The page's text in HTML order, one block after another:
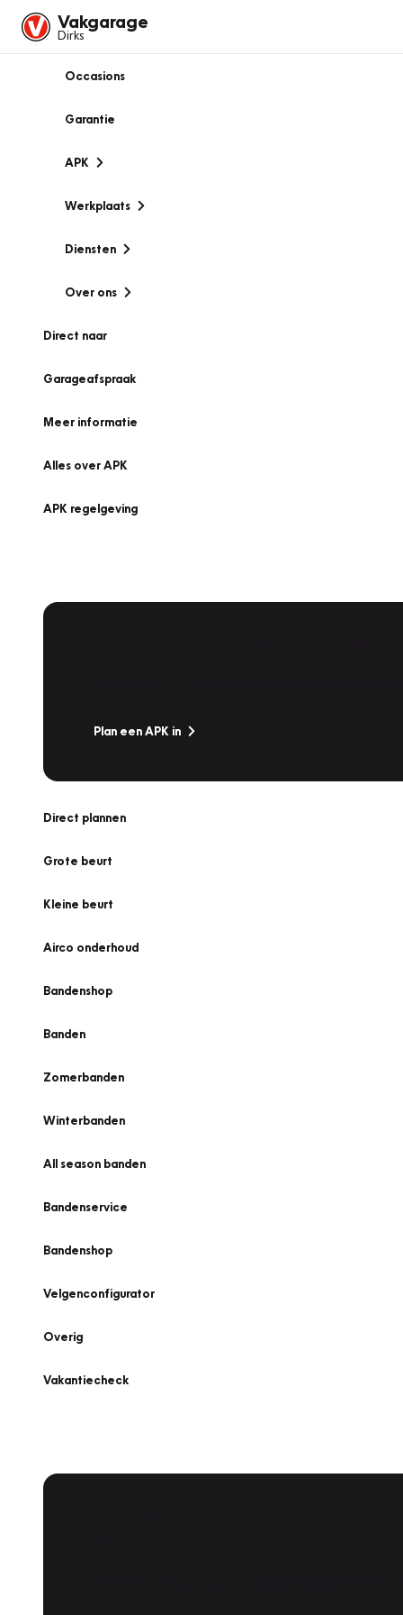
Vakgarage
Dirks
Occasions
Garantie
APK
Werkplaats
Diensten
Over ons
Direct naar
Garageafspraak
Meer informatie
Alles over APK
APK regelgeving
Plan een APK in
Direct plannen
Grote beurt
Kleine beurt
Airco onderhoud
Bandenshop
Banden
Zomerbanden
Winterbanden
All season banden
Bandenservice
Bandenshop
Velgenconfigurator
Overig
Vakantiecheck